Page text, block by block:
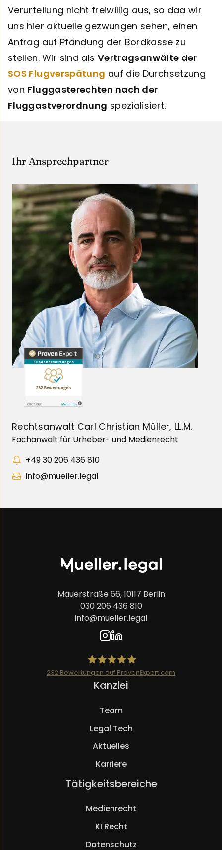
Verurteilung nicht freiwillig aus, so daa wir
uns hier aktuelle gezwungen sehen, einen
Antrag auf Pfändung der Bordkasse zu
stellen. Wir sind als Vertragsanwälte der
SOS Flugverspätung auf die Durchsetzung
von Fluggasterechten nach der
Fluggastverordnung spezialisiert.
Ihr Ansprechpartner
Rechtsanwalt Carl Christian Müller, LL.M.
Fachanwalt für Urheber- und Medienrecht
+49 30 206 436 810
info@mueller.legal
Mauerstraße 66, 10117 Berlin
030 206 436 810
info@mueller.legal
Mueller.legal
232 Bewertungen auf ProvenExpert.com
Kanzlei
Team
Legal Tech
Aktuelles
Karriere
Tätigkeitsbereiche
Medienrecht
KI Recht
Datenschutz